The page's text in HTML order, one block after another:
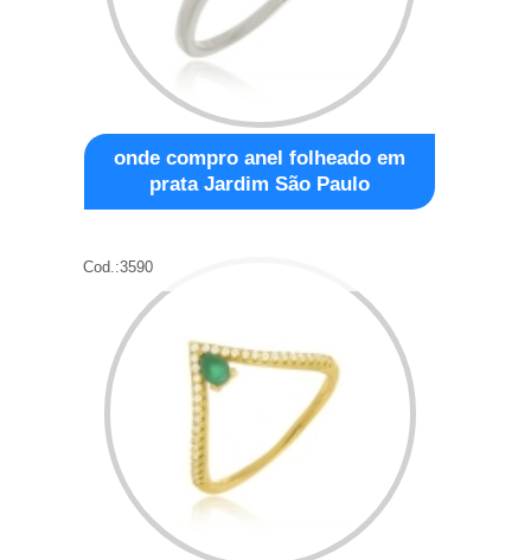
onde compro anel folheado em
prata Jardim São Paulo
Cod.:3590